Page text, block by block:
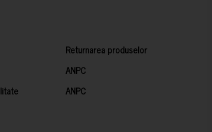
Returnarea produselor
ANPC
ANPC